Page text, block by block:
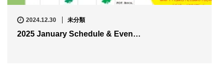
2024.12.30 未分類
2025 January Schedule & Even…